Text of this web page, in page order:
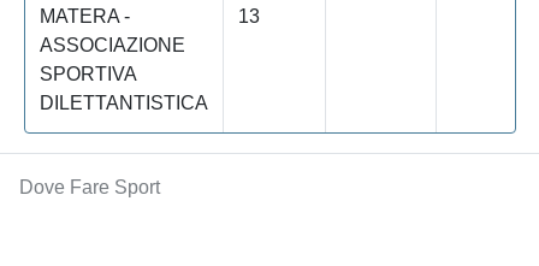
MATERA -
ASSOCIAZIONE
SPORTIVA
DILETTANTISTICA
13
Dove Fare Sport